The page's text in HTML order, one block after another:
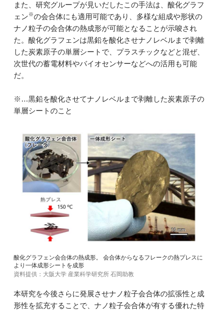
また、研究グループが見いだしたこの手法は、酸化グラフ
ェン※の会合体にも適用可能であり、多様な組成や形状の
ナノ粒子の会合体の熱成形が可能となることが示唆され
た。酸化グラフェンは黒鉛を酸化させナノレベルまで剥離
した炭素原子の単層シートで、プラスチックなどと混ぜ、
次世代の蓄電材料やバイオセンサーなどへの活用も可能
だ。
※…黒鉛を酸化させてナノレベルまで剥離した炭素原子の
単層シートのこと
酸化グラフェン会合体の熱成形。 会合体からなるフレークの熱プレスに
より一体成形シートを成形
資料提供：大阪大学 産業科学研究所 石岡助教
本研究を今後さらに発展させナノ粒子会合体の拡張性と成
形性を拡充することで、ナノ粒子会合体が有する優れた特